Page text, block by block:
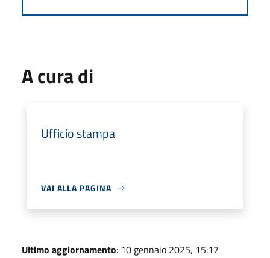
A cura di
Ufficio stampa
VAI ALLA PAGINA
Ultimo aggiornamento: 10 gennaio 2025, 15:17